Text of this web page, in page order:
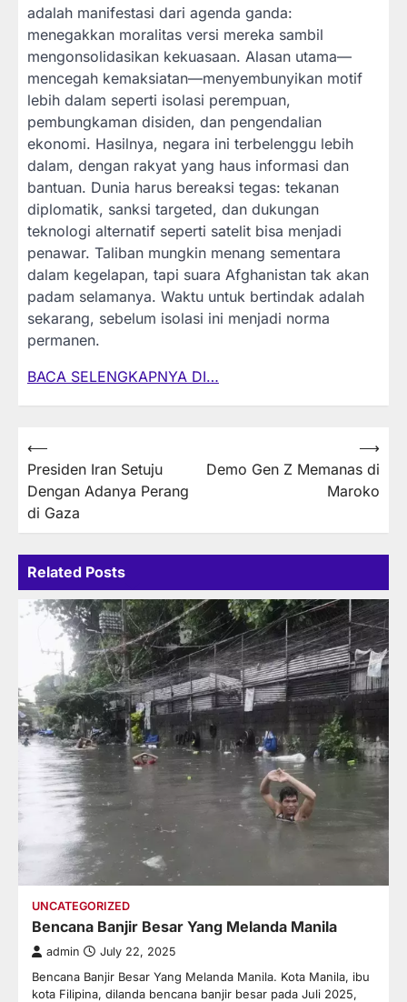
adalah manifestasi dari agenda ganda:
menegakkan moralitas versi mereka sambil
mengonsolidasikan kekuasaan. Alasan utama—
mencegah kemaksiatan—menyembunyikan motif
lebih dalam seperti isolasi perempuan,
pembungkaman disiden, dan pengendalian
ekonomi. Hasilnya, negara ini terbelenggu lebih
dalam, dengan rakyat yang haus informasi dan
bantuan. Dunia harus bereaksi tegas: tekanan
diplomatik, sanksi targeted, dan dukungan
teknologi alternatif seperti satelit bisa menjadi
penawar. Taliban mungkin menang sementara
dalam kegelapan, tapi suara Afghanistan tak akan
padam selamanya. Waktu untuk bertindak adalah
sekarang, sebelum isolasi ini menjadi norma
permanen.
BACA SELENGKAPNYA DI…
Post
navigation
⟵
Presiden Iran Setuju
Dengan Adanya Perang
di Gaza
Demo Gen Z Memanas di
Maroko
⟶
Related Posts
UNCATEGORIZED
Bencana Banjir Besar Yang Melanda Manila
admin July 22, 2025
Bencana Banjir Besar Yang Melanda Manila. Kota Manila, ibu
kota Filipina, dilanda bencana banjir besar pada Juli 2025,